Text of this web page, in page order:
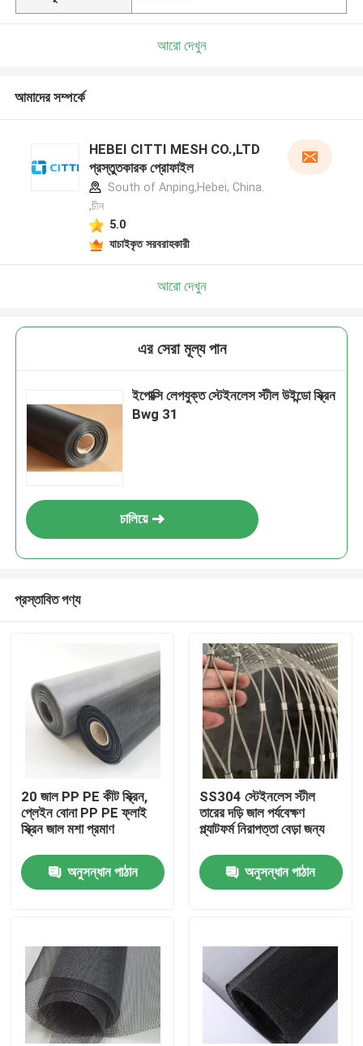
পণ্য
আমাদের সম্বন্ধে
আরো দেখুন
আমাদের সম্পর্কে
HEBEI CITTI MESH CO.,LTD
প্রস্তুতকারক প্রোফাইল
South of Anping,Hebei, China.
,চীন
5.0
যাচাইকৃত সরবরাহকারী
আরো দেখুন
এর সেরা মূল্য পান
ইপোক্সি লেপযুক্ত স্টেইনলেস স্টীল উইন্ডো স্ক্রিন
Bwg 31
চালিয়ে
প্রস্তাবিত পণ্য
20 জাল PP PE কীট স্ক্রিন,
প্লেইন বোনা PP PE ফ্লাই
স্ক্রিন জাল মশা প্রমাণ
অনুসন্ধান পাঠান
SS304 স্টেইনলেস স্টীল
তারের দড়ি জাল পর্যবেক্ষণ
প্ল্যাটফর্ম নিরাপত্তা বেড়া জন্য
অনুসন্ধান পাঠান